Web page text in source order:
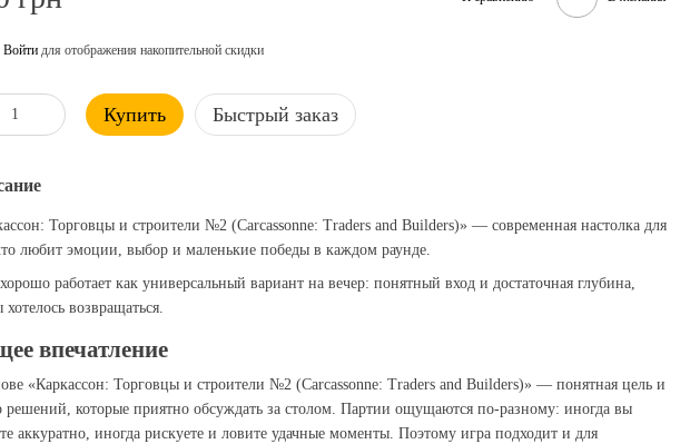
Войти для отображения накопительной скидки
Купить Быстрый заказ
Торговцы и строители №2 (Carcassonne: Traders and Builders)» — современная настолка для
любит эмоции, выбор и маленькие победы в каждом раунде.
работает как универсальный вариант на вечер: понятный вход и достаточная глубина,
хотелось возвращаться.
впечатление
«Каркаcсон: Торговцы и строители №2 (Carcassonne: Traders and Builders)» — понятная цель и
решений, которые приятно обсуждать за столом. Партии ощущаются по‑разному: иногда вы
аккуратно, иногда рискуете и ловите удачные моменты. Поэтому игра подходит и для